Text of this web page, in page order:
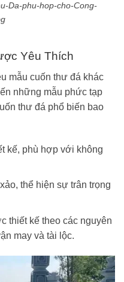
Da-phu-hop-cho-Cong-
Yêu Thích
mẫu cuốn thư đá khác
những mẫu phức tạp
thư đá phổ biến bao
kế, phù hợp với không
thể hiện sự trân trọng
thiết kế theo các nguyên
may và tài lộc.